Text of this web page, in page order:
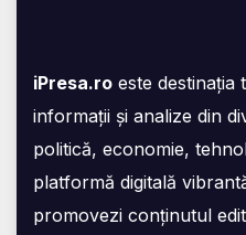
iPresa.ro este destinația
informații și analize din
politică, economie,
platformă digitală
promovezi conținutul